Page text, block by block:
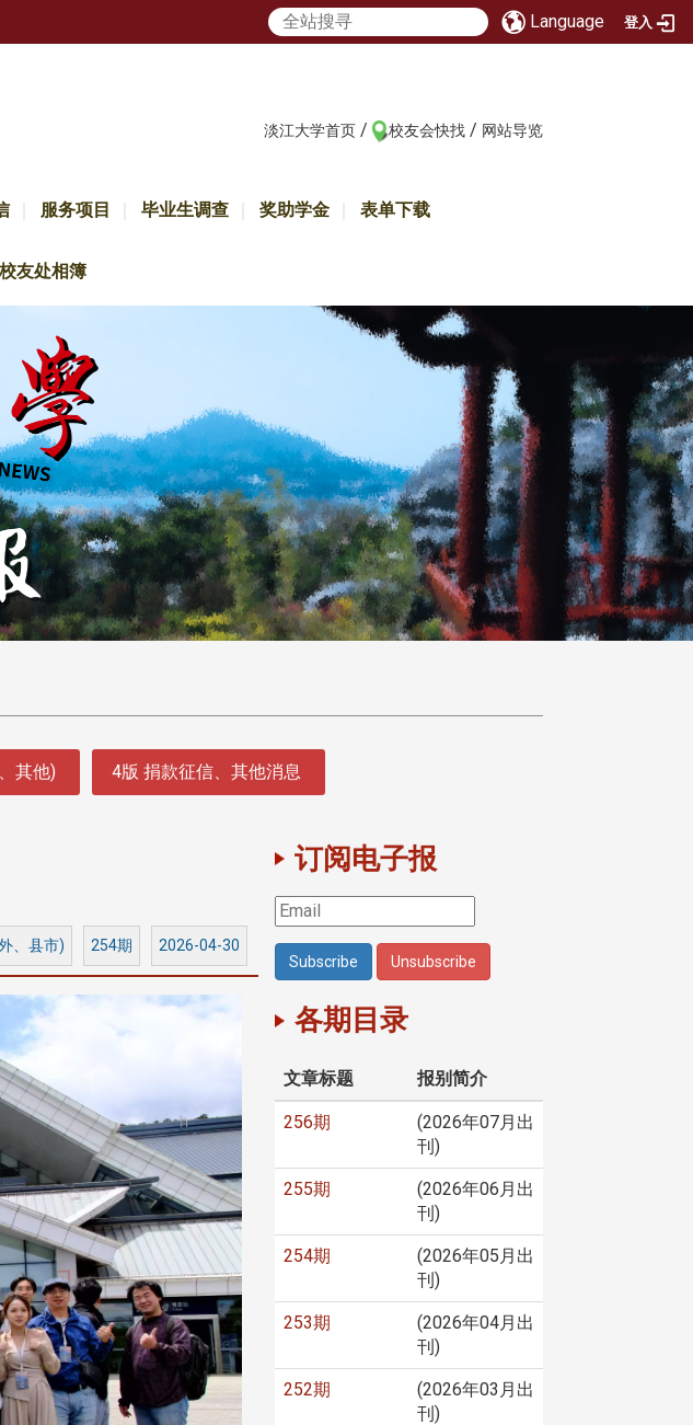
Language 登入
淡江大学首页 / 校友会快找 / 网站导览
服务项目 毕业生调查 奖助学金 表单下载
校友处相簿
其他) 4版 捐款征信、其他消息
、县市) 254期 2026-04-30
订阅电子报
各期目录
文章标题 报别简介
256期
(2026年07月出
刊)
255期
(2026年06月出
刊)
254期
(2026年05月出
刊)
253期
(2026年04月出
刊)
252期
(2026年03月出
刊)